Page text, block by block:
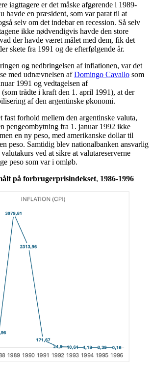
iagttagere er det måske afgørende i 1989-
havde en præsident, som var parat til at
selv om det indebar en recession. Så selv
ikke nødvendigvis havde den store
der havde været målet med dem, fik det
skete fra 1991 og de efterfølgende år.
og nedbringelsen af inflationen, var det
med udnævnelsen afDomingo Cavallo som
1991 og vedtagelsen af
trådte i kraft den 1. april 1991), at der
af den argentinske økonomi.
fast forhold mellem den argentinske valuta,
pengeombytning fra 1. januar 1992 ikke
en ny peso, med amerikanske dollar til
peso. Samtidig blev nationalbanken ansvarlig
ved at sikre at valutareserverne
peso som var i omløb.
på forbrugerprisindekset, 1986-1996